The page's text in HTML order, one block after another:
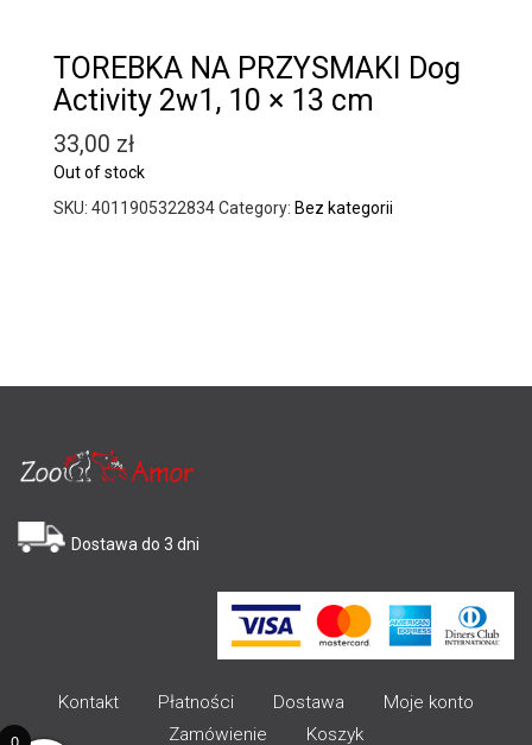
TOREBKA NA PRZYSMAKI Dog
Activity 2w1, 10 × 13 cm
33,00 zł
Out of stock
SKU: 4011905322834Category: Bez kategorii
Dostawa do 3 dni
Kontakt Płatności Dostawa
Moje konto
Zamówienie
Koszyk